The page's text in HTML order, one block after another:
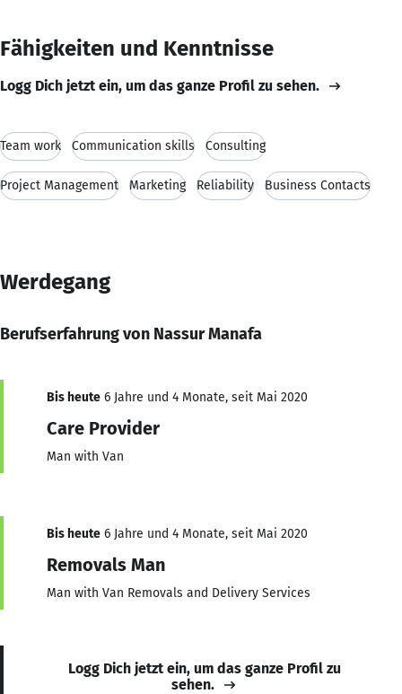
Fähigkeiten und Kenntnisse
Logg Dich jetzt ein, um das ganze Profil zu sehen.
Team work Communication skills Consulting
Project Management Marketing Reliability Business Contacts
Werdegang
Berufserfahrung von Nassur Manafa
Bis heute 6 Jahre und 4 Monate, seit Mai 2020
Care Provider
Man with Van
Bis heute 6 Jahre und 4 Monate, seit Mai 2020
Removals Man
Man with Van Removals and Delivery Services
Logg Dich jetzt ein, um das ganze Profil zu
sehen.